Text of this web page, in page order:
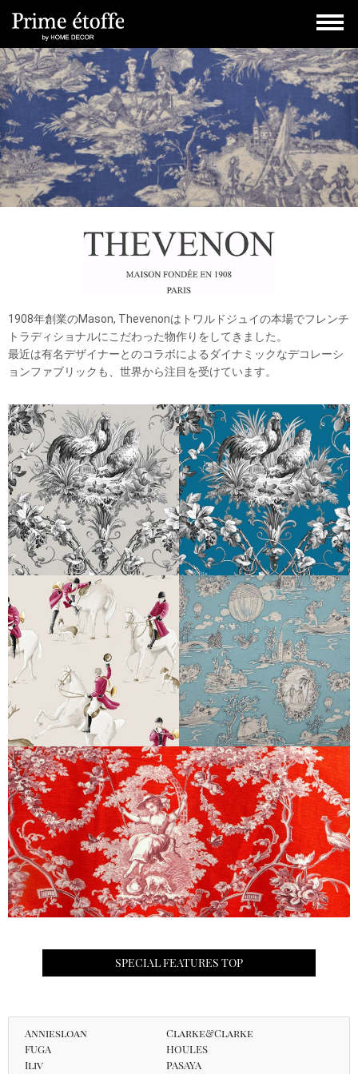
1908年創業のMason, Thevenonはトワルドジュイの本場でフレンチ
トラディショナルにこだわった物作りをしてきました。
最近は有名デザイナーとのコラボによるダイナミックなデコレーシ
ョンファブリックも、世界から注目を受けています。
SPECIAL FEATURES TOP
Anniesloan
Clarke&Clarke
FUGA
HOULES
Iliv
PASAYA